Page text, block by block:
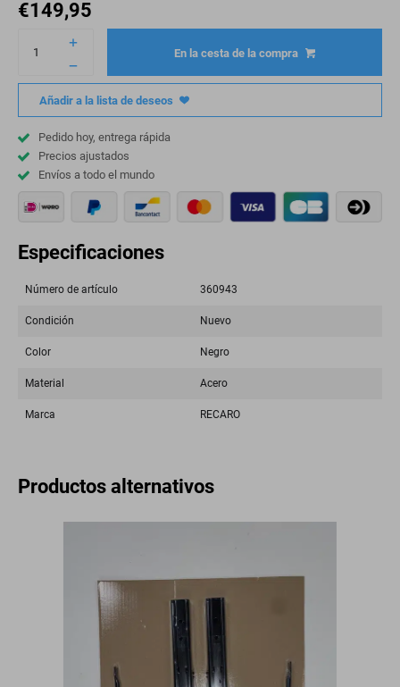
€149,95
En la cesta de la compra
Añadir a la lista de deseos
Pedido hoy, entrega rápida
Precios ajustados
Envíos a todo el mundo
Especificaciones
Número de artículo 360943
Condición Nuevo
Color Negro
Material Acero
Marca RECARO
Productos alternativos